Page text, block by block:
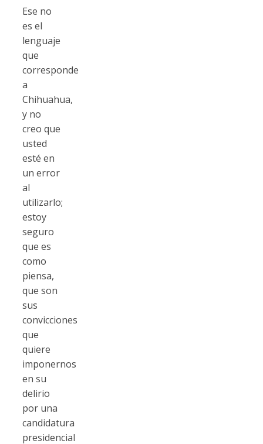
Ese no
es el
lenguaje
que
corresponde
a
Chihuahua,
y no
creo que
usted
esté en
un error
al
utilizarlo;
estoy
seguro
que es
como
piensa,
que son
sus
convicciones
que
quiere
imponernos
en su
delirio
por una
candidatura
presidencial